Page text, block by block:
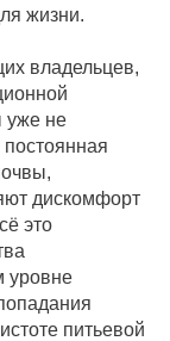
жизни.
владельцев,
уже не
дискомфорт
это
уровне
питьевой